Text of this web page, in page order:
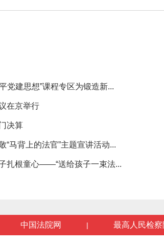
党建思想”课程专区为锻造新...
在京举行
决算
马背上的法官”主题宣讲活动...
扎根童心——“送给孩子一束法...
中国法院网 | 最高人民检察